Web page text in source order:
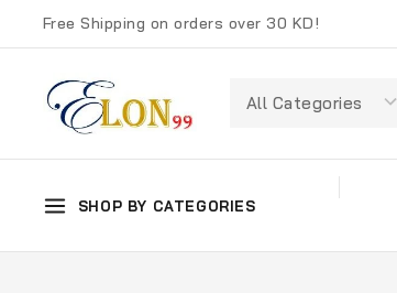
Free Shipping on orders over 30 KD!
SHOP BY CATEGORIES